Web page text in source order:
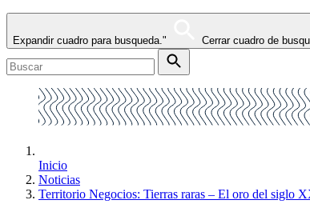
Expandir cuadro para busqueda." Cerrar cuadro de
Inicio
Noticias
Territorio Negocios: Tierras raras – El oro del siglo